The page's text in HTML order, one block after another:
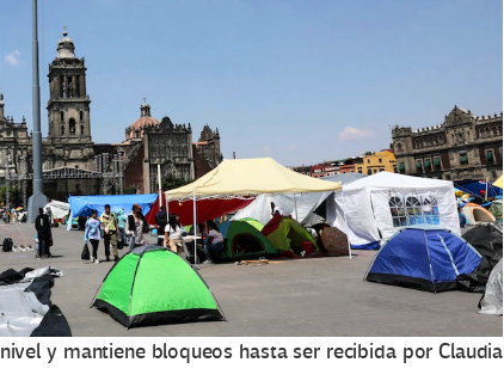
y mantiene bloqueos hasta ser recibida por Claudia